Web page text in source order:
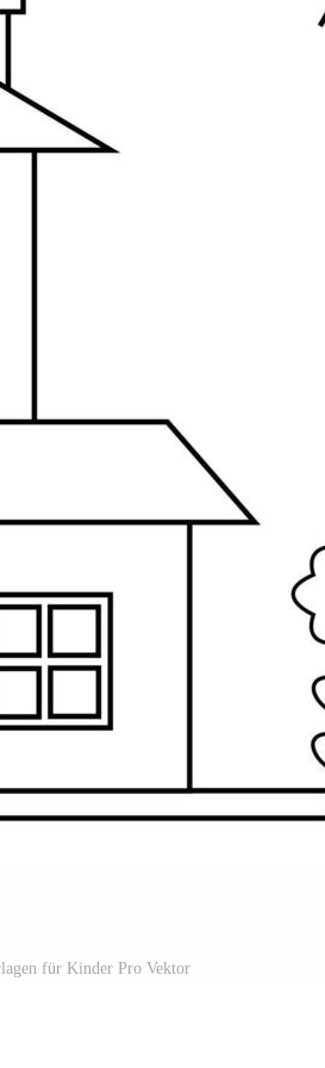
für Kinder Pro Vektor